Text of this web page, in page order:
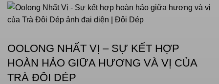
OOLONG NHẤT VỊ – SỰ KẾT HỢP
HOÀN HẢO GIỮA HƯƠNG VÀ VỊ CỦA
TRÀ ĐÔI DÉP